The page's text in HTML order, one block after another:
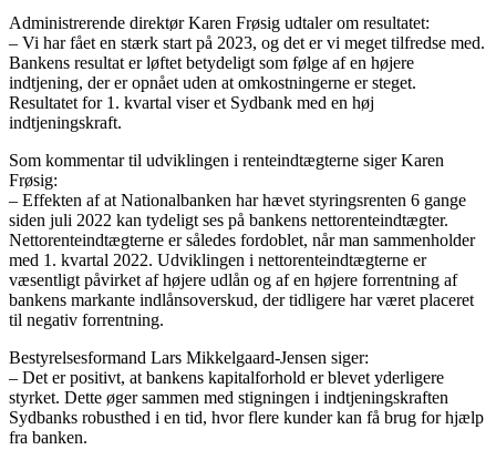
Administrerende direktør Karen Frøsig udtaler om resultatet:
– Vi har fået en stærk start på 2023, og det er vi meget tilfredse med.
Bankens resultat er løftet betydeligt som følge af en højere
indtjening, der er opnået uden at omkostningerne er steget.
Resultatet for 1. kvartal viser et Sydbank med en høj
indtjeningskraft.
Som kommentar til udviklingen i renteindtægterne siger Karen
Frøsig:
– Effekten af at Nationalbanken har hævet styringsrenten 6 gange
siden juli 2022 kan tydeligt ses på bankens nettorenteindtægter.
Nettorenteindtægterne er således fordoblet, når man sammenholder
med 1. kvartal 2022. Udviklingen i nettorenteindtægterne er
væsentligt påvirket af højere udlån og af en højere forrentning af
bankens markante indlånsoverskud, der tidligere har været placeret
til negativ forrentning.
Bestyrelsesformand Lars Mikkelgaard-Jensen siger:
– Det er positivt, at bankens kapitalforhold er blevet yderligere
styrket. Dette øger sammen med stigningen i indtjeningskraften
Sydbanks robusthed i en tid, hvor flere kunder kan få brug for hjælp
fra banken.